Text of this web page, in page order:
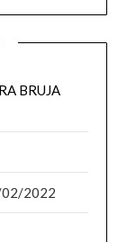
BRUJA
2022